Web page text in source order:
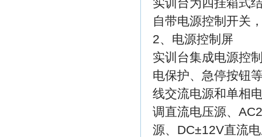
自带电源控制开关
2、电源控制屏
实训台集成电源控
电保护、急停按钮
线交流电源和单相
调直流电压源、
源、DC±12V直流